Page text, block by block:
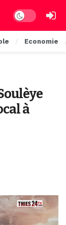
Dark mode
Economie
à